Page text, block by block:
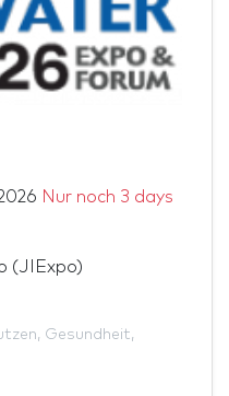
Nur noch 3 days
(JIExpo)
, Gesundheit,